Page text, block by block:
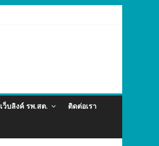
เว็บลิงค์ รพ.สต. ติดต่อเรา